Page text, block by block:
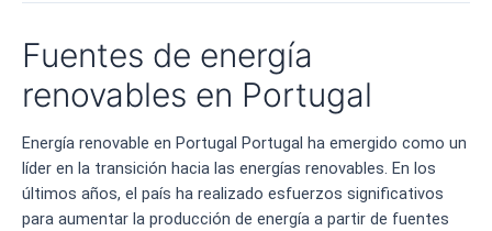
Santander
vender
Fuentes de energía
renovables en Portugal
Energía renovable en Portugal Portugal ha emergido como un
líder en la transición hacia las energías renovables. En los
últimos años, el país ha realizado esfuerzos significativos
para aumentar la producción de energía a partir de fuentes